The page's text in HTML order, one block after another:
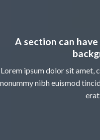
A section can
Lorem ipsum dolor sit amet,
nonummy nibh euismod